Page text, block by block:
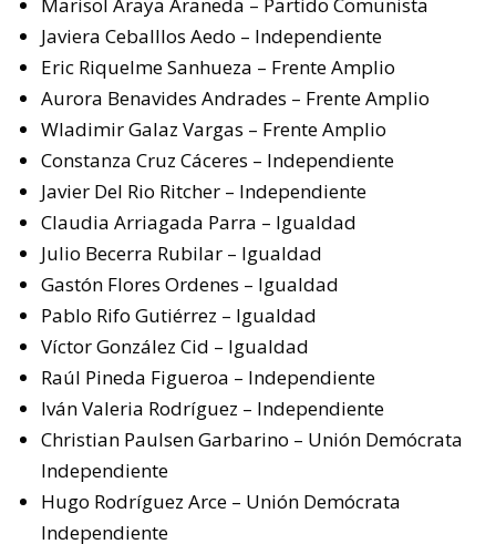
Javiera Ceballlos Aedo – Independiente
Eric Riquelme Sanhueza – Frente Amplio
Aurora Benavides Andrades – Frente Amplio
Wladimir Galaz Vargas – Frente Amplio
Constanza Cruz Cáceres – Independiente
Javier Del Rio Ritcher – Independiente
Claudia Arriagada Parra – Igualdad
Julio Becerra Rubilar – Igualdad
Gastón Flores Ordenes – Igualdad
Pablo Rifo Gutiérrez – Igualdad
Víctor González Cid – Igualdad
Raúl Pineda Figueroa – Independiente
Iván Valeria Rodríguez – Independiente
Christian Paulsen Garbarino – Unión Demócrata
Independiente
Hugo Rodríguez Arce – Unión Demócrata
Independiente